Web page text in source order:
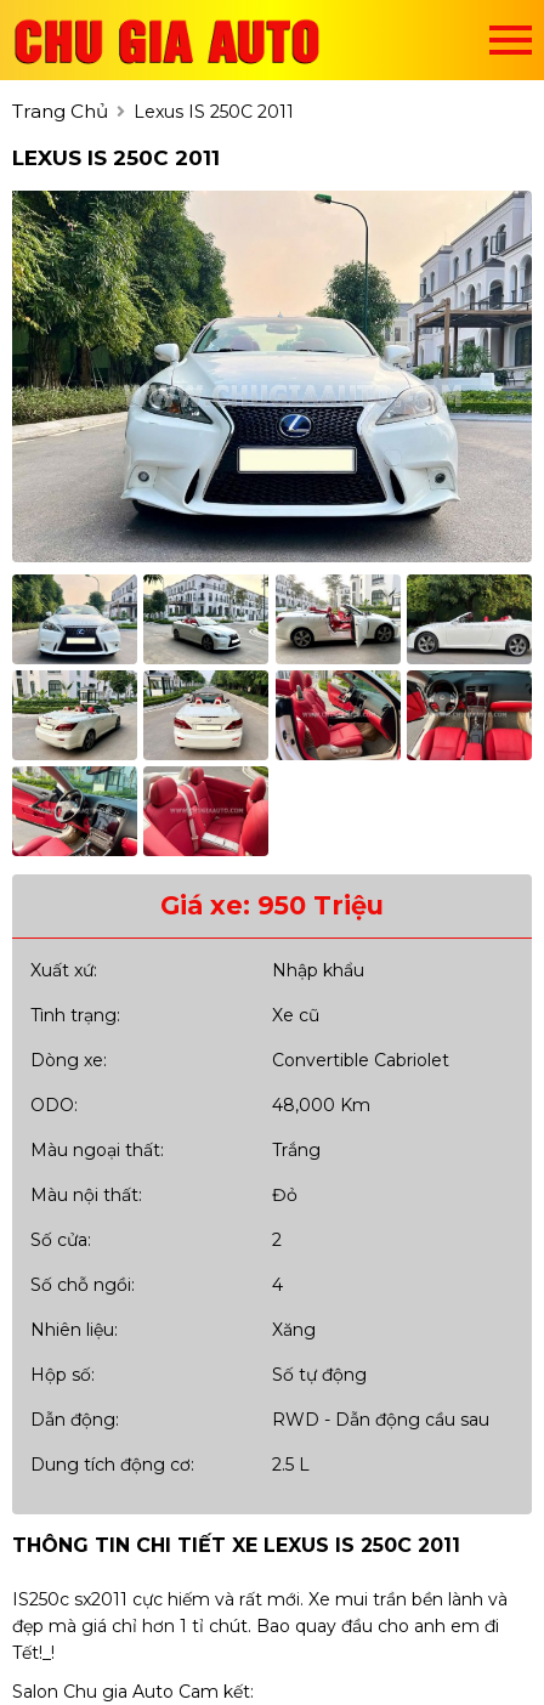
Trang Chủ Lexus IS 250C 2011
LEXUS IS 250C 2011
Giá xe: 950 Triệu
Xuất xứ: Nhập khẩu
Tình trạng: Xe cũ
Dòng xe: Convertible Cabriolet
ODO: 48,000 Km
Màu ngoại thất: Trắng
Màu nội thất: Đỏ
Số cửa: 2
Số chỗ ngồi: 4
Nhiên liệu: Xăng
Hộp số: Số tự động
Dẫn động: RWD - Dẫn động cầu sau
Dung tích động cơ: 2.5 L
THÔNG TIN CHI TIẾT XE LEXUS IS 250C 2011
IS250c sx2011 cực hiếm và rất mới. Xe mui trần bền lành và
đẹp mà giá chỉ hơn 1 tỉ chút. Bao quay đầu cho anh em đi
Tết!_!
Salon Chu gia Auto Cam kết: